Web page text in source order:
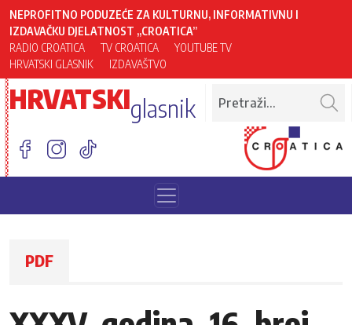
NEPROFITNO PODUZEĆE ZA KULTURNU, INFORMATIVNU I
IZDAVAČKU DJELATNOST „CROATICA”
RADIO CROATICA
TV CROATICA
YOUTUBE TV
HRVATSKI GLASNIK
IZDAVAŠTVO
HRVATSKIglasnik
PDF